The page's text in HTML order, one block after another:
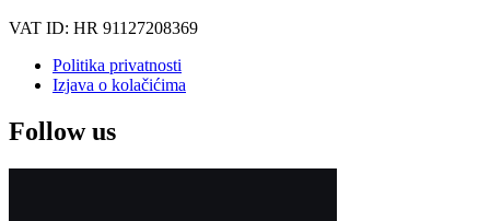
VAT ID: HR 91127208369
Politika privatnosti
Izjava o kolačićima
Follow us